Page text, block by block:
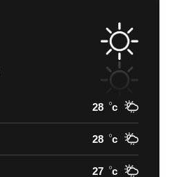
28 c
28 c
27 c